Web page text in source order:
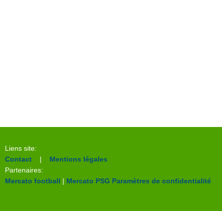
Liens site:
Contact | Mentions légales
Partenaires:
Mercato football | Mercato PSG Paramètres de confidentialité